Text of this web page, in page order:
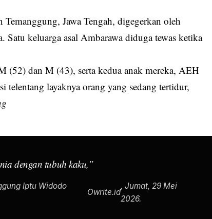
Temanggung, Jawa Tengah, digegerkan oleh
Satu keluarga asal Ambarawa diduga tewas ketika
(52) dan M (43), serta kedua anak mereka, AEH
telentang layaknya orang yang sedang tertidur,
dengan tubuh kaku,”
Iptu Widodo
Owrite.id
, Jumat, 29 Mei
2026.